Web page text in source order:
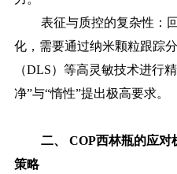
表征与质控的复杂性：
化，需要通过纳米颗粒跟踪
（DLS）等高灵敏技术进行
净”与“惰性”提出极高要求。
二、
COP西林瓶的应对
策略